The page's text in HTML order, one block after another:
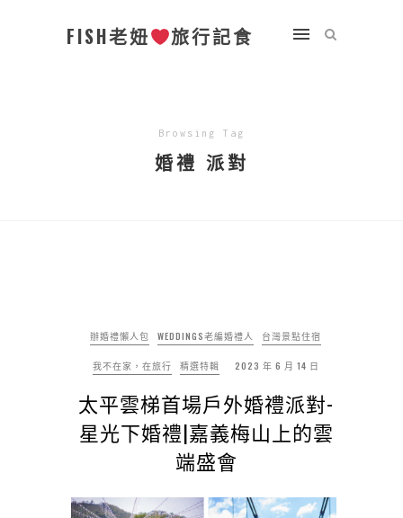
FISH老妞 旅行記食
Browsing Tag
婚禮 派對
辦婚禮懶人包 WEDDINGS老編婚禮人 台灣景點住宿
我不在家，在旅行 精選特輯 2023 年 6 月 14 日
太平雲梯首場戶外婚禮派對-
星光下婚禮|嘉義梅山上的雲
端盛會